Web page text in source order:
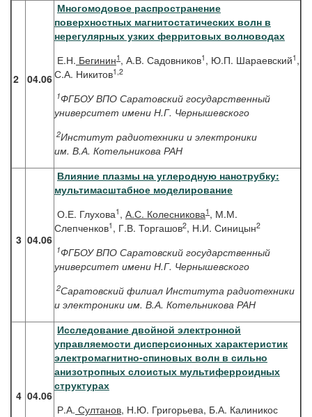
2 04.06
Многомодовое распространение
поверхностных магнитостатических волн в
нерегулярных узких ферритовых волноводах
Е.Н. Бегинин1 , А.В. Садовников1 , Ю.П. Шараевский1 ,
С.А. Никитов1,2
1ФГБОУ ВПО Саратовский государственный
университет имени Н.Г. Чернышевского
2Институт радиотехники и электроники
им. В.А. Котельникова РАН
3 04.06
Влияние плазмы на углеродную нанотрубку:
мультимасштабное моделирование
О.Е. Глухова1 , А.С. Колесникова1 , М.М.
Слепченков1 , Г.В. Торгашов2, Н.И. Синицын2
1ФГБОУ ВПО Саратовский государственный
университет имени Н.Г. Чернышевского
2Саратовский филиал Института радиотехники
и электроники им. В.А. Котельникова РАН
4 04.06
Исследование двойной электронной
управляемости дисперсионных характеристик
электромагнитно-спиновых волн в сильно
анизотропных слоистых мультиферроидных
структурах
Р.А. Султанов, Н.Ю. Григорьева, Б.А. Калиникос